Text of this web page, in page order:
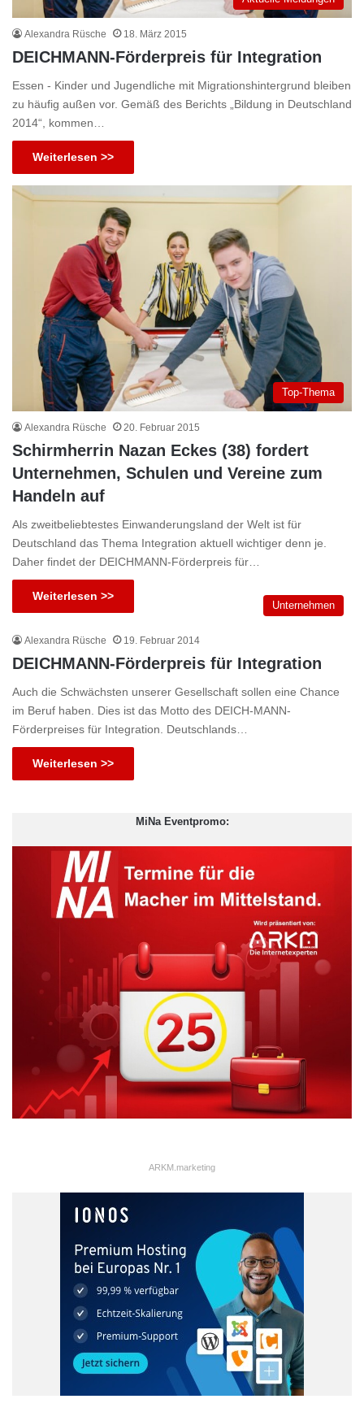
Alexandra Rüsche 18. März 2015
DEICHMANN-Förderpreis für Integration
Essen - Kinder und Jugendliche mit Migrationshintergrund bleiben
zu häufig außen vor. Gemäß des Berichts „Bildung in Deutschland
2014“, kommen…
Weiterlesen >>
Top-Thema
Alexandra Rüsche 20. Februar 2015
Schirmherrin Nazan Eckes (38) fordert
Unternehmen, Schulen und Vereine zum
Handeln auf
Als zweitbeliebtestes Einwanderungsland der Welt ist für
Deutschland das Thema Integration aktuell wichtiger denn je.
Daher findet der DEICHMANN-Förderpreis für…
Weiterlesen >>
Unternehmen
Alexandra Rüsche 19. Februar 2014
DEICHMANN-Förderpreis für Integration
Auch die Schwächsten unserer Gesellschaft sollen eine Chance
im Beruf haben. Dies ist das Motto des DEICH-MANN-
Förderpreises für Integration. Deutschlands…
Weiterlesen >>
MiNa Eventpromo:
ARKM.marketing